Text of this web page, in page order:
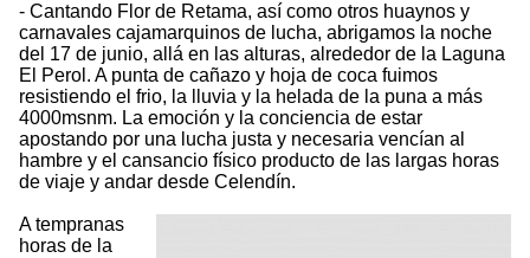
- Cantando Flor de Retama, así como otros huaynos y
carnavales cajamarquinos de lucha, abrigamos la noche
del 17 de junio, allá en las alturas, alrededor de la Laguna
El Perol. A punta de cañazo y hoja de coca fuimos
resistiendo el frio, la lluvia y la helada de la puna a más
4000msnm. La emoción y la conciencia de estar
apostando por una lucha justa y necesaria vencían al
hambre y el cansancio físico producto de las largas horas
de viaje y andar desde Celendín.
A tempranas
horas de la